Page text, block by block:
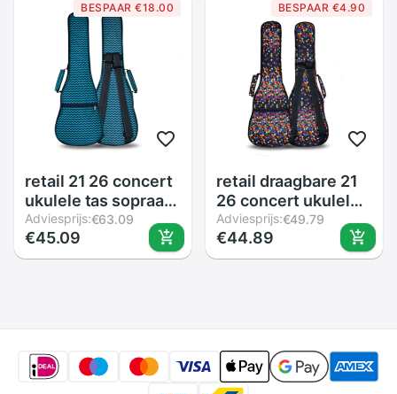
Soft Case Gitaren
Rugzak SER88
Padded Guitar Case
BESPAAR €18.00
retail 21 26 concert
ukulele tas sopraan
case lanikai gitaar
gewatteerde
guitarra rugzak
Adviesprijs:€63.09
€45.09
BESPAAR €4.90
retail draagbare 21
26 concert ukulele
tas sopraan case
lanikai gitaar
gewatteerde rugzak
Adviesprijs:€49.79
€44.89